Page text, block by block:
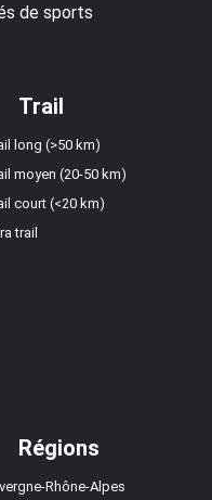
de sports
Trail
long (>50 km)
moyen (20-50 km)
court (<20 km)
trail
Régions
Rhône-Alpes